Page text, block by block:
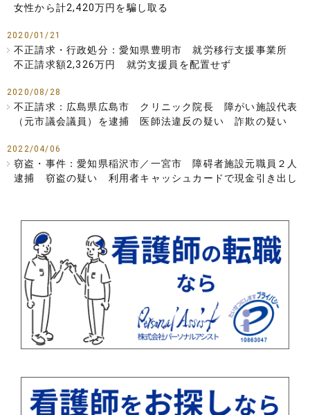
女性から計2,420万円を騙し取る
2020/01/21
不正請求・行政処分：愛知県豊明市 就労移行支援事業所
不正請求額2,326万円 就労支援員を配置せず
2020/08/28
不正請求：広島県広島市 クリニック院長 障がい施設代表
（元市議会議員）を逮捕 医師法違反の疑い 詐欺の疑い
2022/04/06
窃盗・事件：愛知県稲沢市／一宮市 障碍者施設元職員２人
逮捕 窃盗の疑い 利用者キャッシュカードで現金引き出し